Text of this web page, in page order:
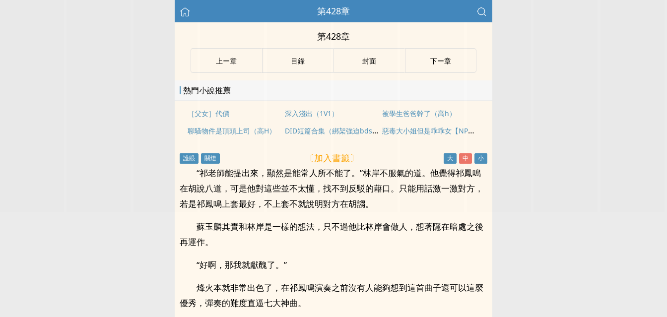
第428章
第428章
上ー章 目錄 封面 下ー章
熱門小說推薦
［父女］代價 深入淺出（1V1）
被學生爸爸幹了（高h）
聊騷物件是頂頭上司（高H）
DID短篇合集（綁架強迫bdsm等） 惡毒大小姐但是乖乖女【NP，偽骨科】
〔加入書籤〕
“祁老師能提出來，顯然是能常人所不能了。”林岸不服氣的道。他覺得祁鳳鳴
在胡說八道，可是他對這些並不太懂，找不到反駁的藉口。只能用話激一激對方，
若是祁鳳鳴上套最好，不上套不就說明對方在胡謅。
蘇玉麟其實和林岸是一樣的想法，只不過他比林岸會做人，想著隱在暗處之後
再運作。
“好啊，那我就獻醜了。”
烽火本就非常出色了，在祁鳳鳴演奏之前沒有人能夠想到這首曲子還可以這麼
優秀，彈奏的難度直逼七大神曲。